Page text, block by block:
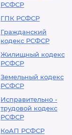
РСФСР
ГПК РСФСР
Гражданский
кодекс РСФСР
Жилищный кодекс
РСФСР
Земельный кодекс
РСФСР
Исправительно -
трудовой кодекс
РСФСР
КоАП РСФСР